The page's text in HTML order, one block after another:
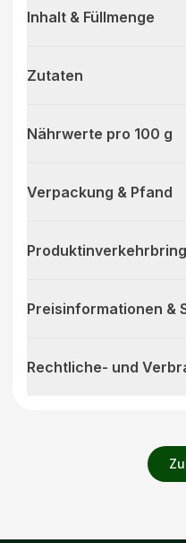
Inhalt & Füllmenge
Zutaten
Nährwerte pro 100 g
Verpackung & Pfand
Preisinformationen &
Rechtliche- und